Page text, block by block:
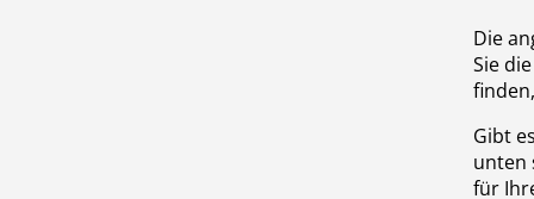
Die
Sie
Gibt
unten
für